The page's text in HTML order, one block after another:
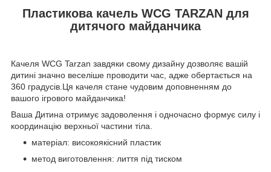
Пластикова качель WCG TARZAN для
дитячого майданчика
Качеля WCG Tarzan завдяки свому дизайну дозволяє вашій
дитині значно веселіше проводити час, адже обертається на
360 градусів.Ця качеля стане чудовим доповненням до
вашого ігрового майданчика!
Ваша Дитина отримує задоволення і одночасно формує силу і
координацію верхньої частини тіла.
матеріал: високоякісний пластик
метод виготовлення: лиття під тиском